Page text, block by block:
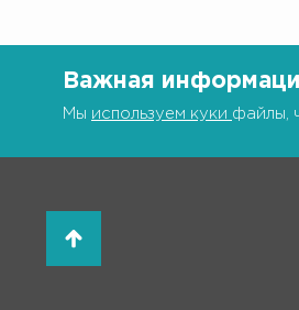
Важная
Мы используем куки файлы,